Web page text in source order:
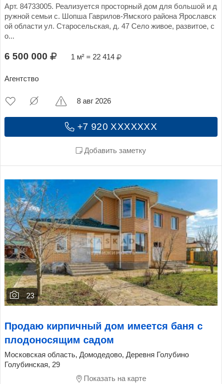
Арт. 84733005. Реализуется просторный дом для большой и д
ружной семьи с. Шопша Гаврилов-Ямского района Ярославск
ой области ул. Старосельская, д. 47 Село живое, развитое, с
о...
6 500 000 1 м² = 22 414
Агентство
+7 920 XXXXXXX
Добавить заметку
8 авг 2026
23
Продаю кирпичный дом имеется баня с
плодоносящим садом
Московская область, Домодедово, Деревня Голубино
Голубинская, 29
Показать на карте